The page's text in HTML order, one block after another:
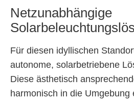
Netzunabhängige
Für diesen idyllischen
autonome, solarbetriebene
Diese ästhetisch
harmonisch in die Umgebung